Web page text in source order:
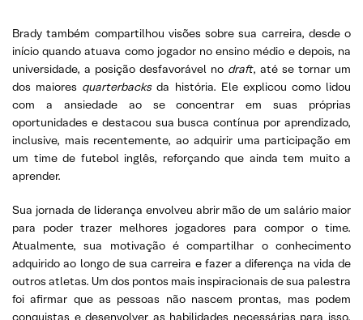
Brady também compartilhou visões sobre sua carreira, desde o
início quando atuava como jogador no ensino médio e depois, na
universidade, a posição desfavorável no draft, até se tornar um
dos maiores quarterbacksda história. Ele explicou como lidou
com a ansiedade ao se concentrar em suas próprias
oportunidades e destacou sua busca contínua por aprendizado,
inclusive, mais recentemente, ao adquirir uma participação em
um time de futebol inglês, reforçando que ainda tem muito a
aprender.
Sua jornada de liderança envolveu abrir mão de um salário maior
para poder trazer melhores jogadores para compor o time.
Atualmente, sua motivação é compartilhar o conhecimento
adquirido ao longo de sua carreira e fazer a diferença na vida de
outros atletas. Um dos pontos mais inspiracionais de sua palestra
foi afirmar que as pessoas não nascem prontas, mas podem
conquistas e desenvolver as habilidades necessárias para isso.